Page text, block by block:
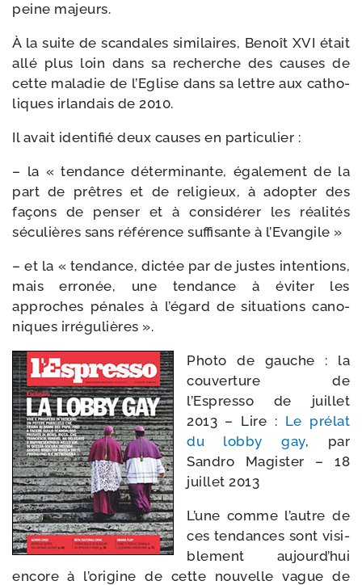
peine majeurs.
À la suite de scan­dales simi­laires, Benoît XVI était
allé plus loin dans sa recherche des causes de
cette mala­die de l’Eglise dans sa lettre aux catho­
liques irlan­dais de 2010.
Il avait iden­ti­fié deux causes en particulier :
– la « ten­dance déter­mi­nante, éga­le­ment de la
part de prêtres et de reli­gieux, à adop­ter des
façons de pen­ser et à consi­dé­rer les réa­li­tés
sécu­lières sans réfé­rence suf­fi­sante à l’Evangile »
– et la « ten­dance, dic­tée par de justes inten­tions,
mais erro­née, une ten­dance à évi­ter les
approches pénales à l’égard de situa­tions cano­
niques irrégulières ».
Photo de gauche : la
cou­ver­ture de
l’Espresso de juillet
2013 – Lire : Le pré­lat
du lob­by gay, par
Sandro Magister – 18
juillet 2013
L’une comme l’autre de
ces ten­dances sont visi­
ble­ment aujourd’hui
encore à l’origine de cette nou­velle vague de